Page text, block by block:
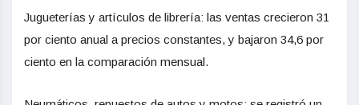
Jugueterías y artículos de librería: las ventas crecieron 31
por ciento anual a precios constantes, y bajaron 34,6 por
ciento en la comparación mensual.